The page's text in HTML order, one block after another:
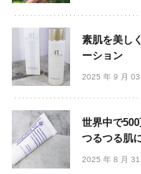
素肌を美し
ーション
2025 年 9 月 03
世界中で
つるつる肌
2025 年 8 月 31